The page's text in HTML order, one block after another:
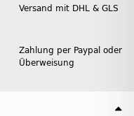
Versand mit DHL & GLS
Zahlung per Paypal oder
Überweisung